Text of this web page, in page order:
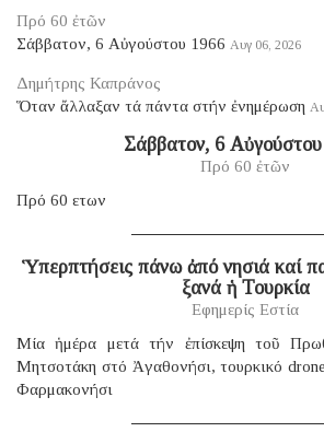
Πρό 60 ἐτῶν
Σάββατον, 6 Αὐγούστου 1966 Αυγ 06, 2026
Δημήτρης Καπράνος
Ὅταν ἄλλαξαν τά πάντα στήν ἐνημέρωση
Σάββατον, 6
Πρό 60 ἐτῶν
Πρό 60 ετων
Ὑπερπτήσεις πάνω ἀπό νησιά καί
ξανά ἡ Τουρκία
Εφημερίς Εστία
Μία ἡμέρα μετά τήν ἐπίσκεψη τοῦ
Μητσοτάκη στό Ἀγαθονήσι, τουρκικό
Φαρμακονήσι